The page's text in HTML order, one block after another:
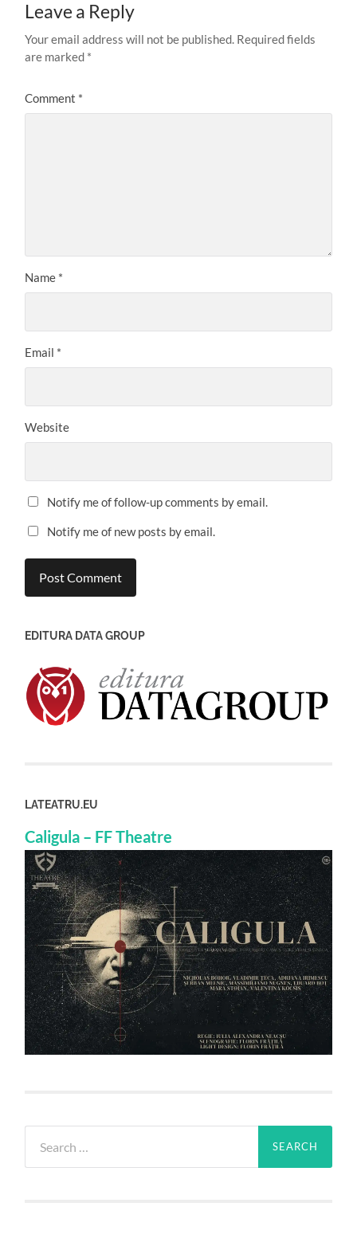
Leave a Reply
Your email address will not be published. Required fields
are marked *
Comment *
Name *
Email *
Website
Notify me of follow-up comments by email.
Notify me of new posts by email.
EDITURA DATA GROUP
LATEATRU.EU
Caligula – FF Theatre
for: